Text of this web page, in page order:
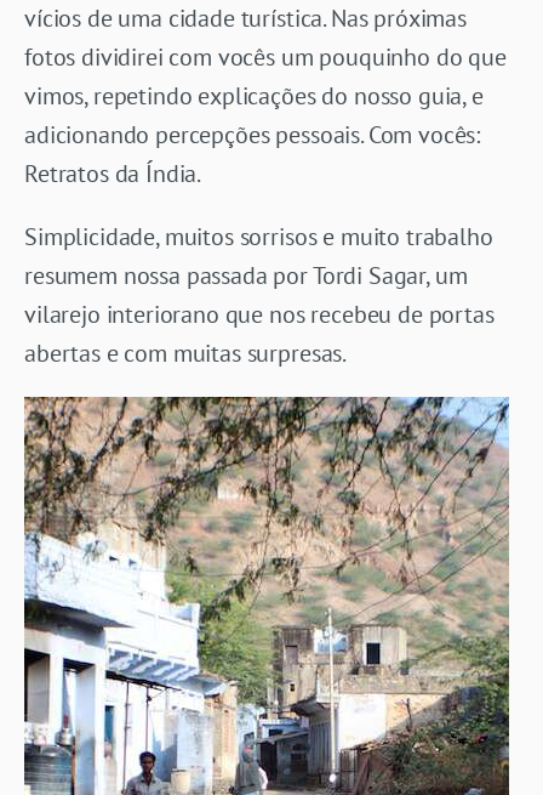
vícios de uma cidade turística. Nas próximas
fotos dividirei com vocês um pouquinho do que
vimos, repetindo explicações do nosso guia, e
adicionando percepções pessoais. Com vocês:
Retratos da Índia.
Simplicidade, muitos sorrisos e muito trabalho
resumem nossa passada por Tordi Sagar, um
vilarejo interiorano que nos recebeu de portas
abertas e com muitas surpresas.